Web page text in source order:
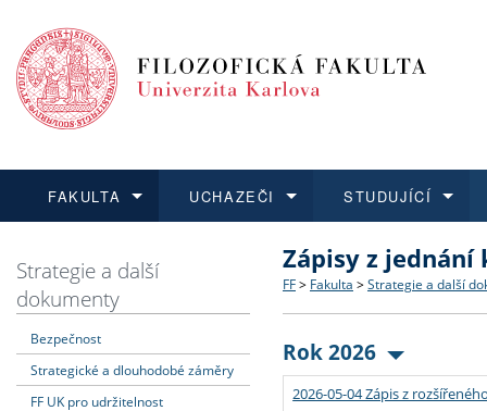
FAKULTA
Dozvědět se více
Struktura a historie
Strategie a další
Podpora a benefity pro
UCHAZEČI
Podat přihlášku
Co studovat a jak se
Učitelské studijní
Informace k průběhu
STUDUJÍCÍ
Dozvědět se více
Bakalářské a magisterské
Doktorské studium
Rigorózní řízení
Dozvědět se více
O vědě a výzkumu na FF
Akademické kvalifikace
Granty a projekty
Dozvědět se více
Aktuální nabídky a
Vyjíždějící studenti
Přijíždějící studenti
Strategie a další
dokumenty
Bezpečnost
Strategické a dlouhodobé záměry
FF UK pro udržitelnost
Zápisy z jednání
FF > Fakulta > Strategie a další
Rok 2026
2026-05-04 Zápis z